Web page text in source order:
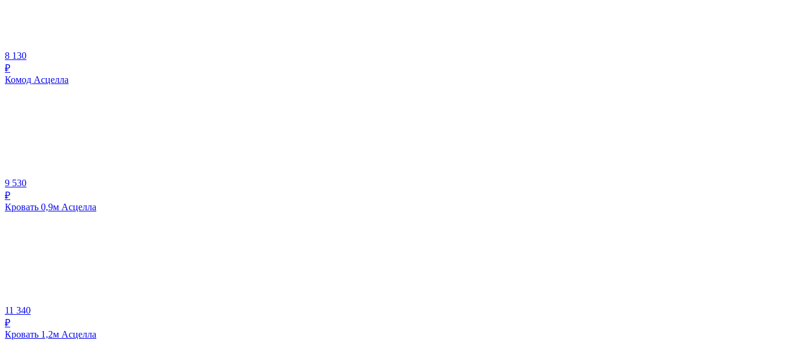
8 130
₽
Комод Асцелла
9 530
₽
Кровать 0,9м Асцелла
11 340
₽
Кровать 1,2м Асцелла